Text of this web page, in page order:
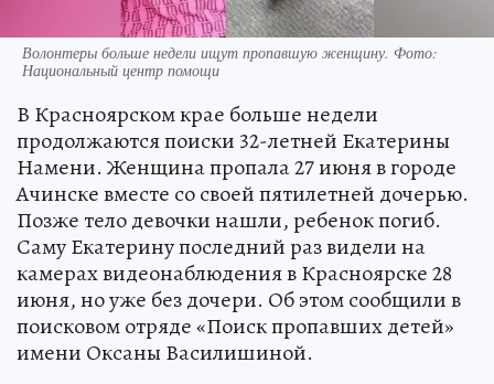
Волонтеры больше недели ищут пропавшую женщину. Фото:
Национальный центр помощи
В Красноярском крае больше недели
продолжаются поиски 32-летней Екатерины
Намени. Женщина пропала 27 июня в городе
Ачинске вместе со своей пятилетней дочерью.
Позже тело девочки нашли, ребенок погиб.
Саму Екатерину последний раз видели на
камерах видеонаблюдения в Красноярске 28
июня, но уже без дочери. Об этом сообщили в
поисковом отряде «Поиск пропавших детей»
имени Оксаны Василишиной.